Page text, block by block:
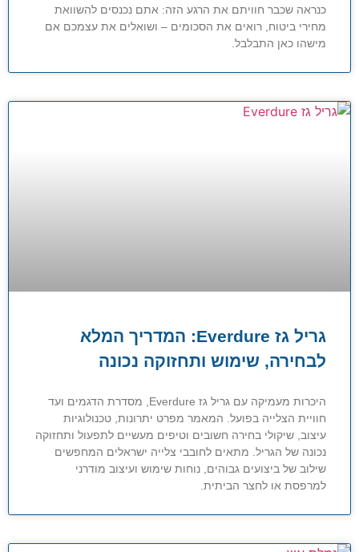
כנראה שכבר חוויתם את הרגע הזה: אתם נכנסים להשוואת
מחירי ביטוח, רואים את הסכומים – ושואלים את עצמכם אם
מישהו כאן התבלבל.
גריל גז Everdure: המדריך המלא
לבחירה, שימוש ותחזוקה נכונה
היכרות מעמיקה עם גריל גז Everdure, מסדרת הדגמים ועד
חוויית הצלייה בפועל. המאמר מפרט יתרונות, טכנולוגיות
עיצוב, שיקולי בחירה חשובים וטיפים מעשיים לתפעול ותחזוקה
נכונה של הגריל. מתאים לחובבי צלייה ישראלים המחפשים
שילוב של ביצועים גבוהים, נוחות שימוש ועיצוב מודרני
למרפסת או לחצר הביתית.